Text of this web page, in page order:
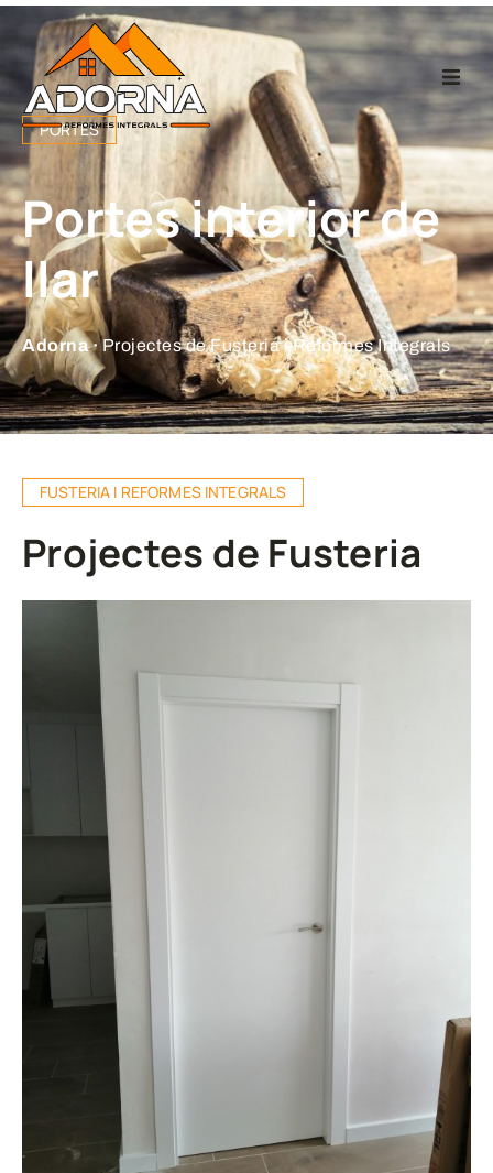
Home
Fusteria
Reformes
Projectes
Empresa
Contacte
PORTES
Portes interior de
llar
Adorna ·Projectes de Fusteria i Reformes Integrals
FUSTERIA I REFORMES INTEGRALS
Projectes de Fusteria